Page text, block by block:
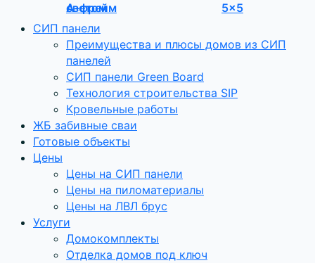
светом
А-фрейм
5×5
СИП панели
Преимущества и плюсы домов из СИП
панелей
СИП панели Green Board
Технология строительства SIP
Кровельные работы
ЖБ забивные сваи
Готовые объекты
Цены
Цены на СИП панели
Цены на пиломатериалы
Цены на ЛВЛ брус
Услуги
Домокомплекты
Отделка домов под ключ